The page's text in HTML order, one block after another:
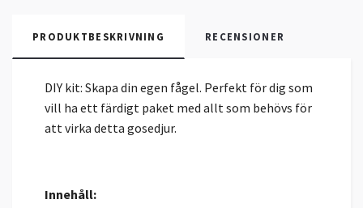
PRODUKTBESKRIVNING RECENSIONER
DIY kit: Skapa din egen fågel. Perfekt för dig som
vill ha ett färdigt paket med allt som behövs för
att virka detta gosedjur.
Innehåll: